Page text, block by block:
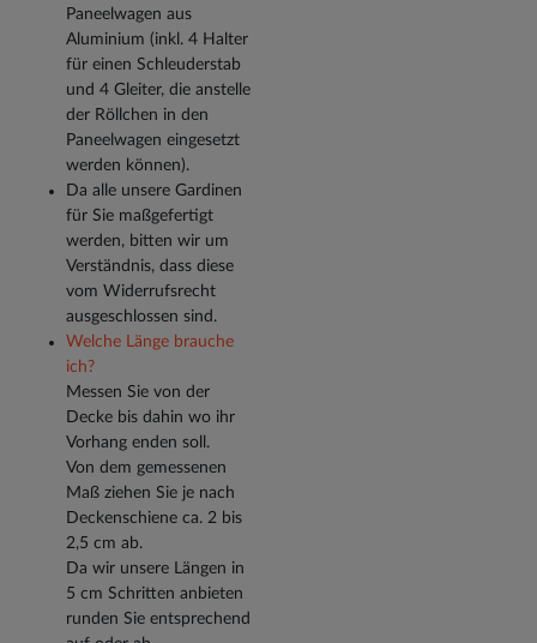
Paneelwagen aus
Aluminium (inkl. 4 Halter
für einen Schleuderstab
und 4 Gleiter, die anstelle
der Röllchen in den
Paneelwagen eingesetzt
werden können).
Da alle unsere Gardinen
für Sie maßgefertigt
werden, bitten wir um
Verständnis, dass diese
vom Widerrufsrecht
ausgeschlossen sind.
Welche Länge brauche
ich?
Messen Sie von der
Decke bis dahin wo ihr
Vorhang enden soll.
Von dem gemessenen
Maß ziehen Sie je nach
Deckenschiene ca. 2 bis
2,5 cm ab.
Da wir unsere Längen in
5 cm Schritten anbieten
runden Sie entsprechend